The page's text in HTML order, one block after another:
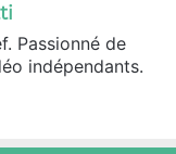
Passionné de
indépendants.